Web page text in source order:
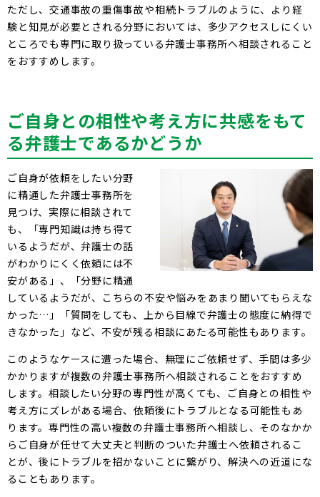
ただし、交通事故の重傷事故や相続トラブルのように、より経
験と知見が必要とされる分野においては、多少アクセスしにくい
ところでも専門に取り扱っている弁護士事務所へ相談されること
をおすすめします。
ご自身との相性や考え方に共感をもて
る弁護士であるかどうか
ご自身が依頼をしたい分野
に精通した弁護士事務所を
見つけ、実際に相談されて
も、「専門知識は持ち得て
いるようだが、弁護士の話
がわかりにくく依頼には不
安がある」、「分野に精通
しているようだが、こちらの不安や悩みをあまり聞いてもらえな
かった…」「質問をしても、上から目線で弁護士の態度に納得で
きなかった」など、不安が残る相談にあたる可能性もあります。
このようなケースに遭った場合、無理にご依頼せず、手間は多少
かかりますが複数の弁護士事務所へ相談されることをおすすめ
します。相談したい分野の専門性が高くても、ご自身との相性や
考え方にズレがある場合、依頼後にトラブルとなる可能性もあ
ります。専門性の高い複数の弁護士事務所へ相談し、そのなかか
らご自身が任せて大丈夫と判断のついた弁護士へ依頼されるこ
とが、後にトラブルを招かないことに繋がり、解決への近道にな
ることもあります。